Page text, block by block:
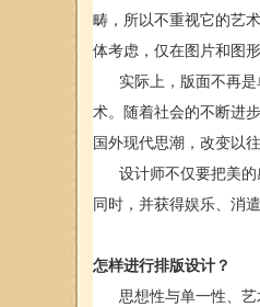
畴，所以不重视它的艺
体考虑，仅在图片和图
实际上，版面不再是
术。随着社会的不断进
国外现代思潮，改变以
设计师不仅要把美的
同时，并获得娱乐、消
怎样进行排版设计？
思想性与单一性、艺